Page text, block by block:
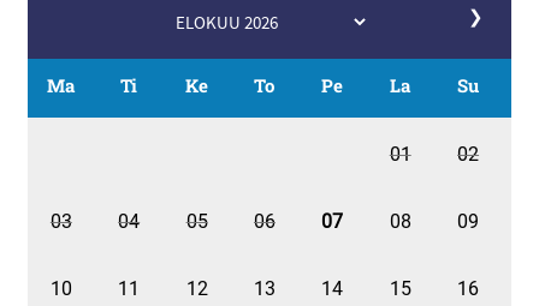
❯
Ma Ti Ke To Pe La Su
01 02
03 04 05 06 07 08 09
10 11 12 13 14 15 16